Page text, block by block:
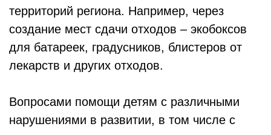
территорий региона. Например, через
создание мест сдачи отходов – экобоксов
для батареек, градусников, блистеров от
лекарств и других отходов.
Вопросами помощи детям с различными
нарушениями в развитии, в том числе с